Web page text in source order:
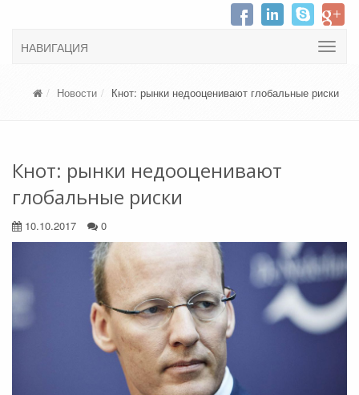
НАВИГАЦИЯ
Новости Кнот: рынки недооценивают глобальные риски
Кнот: рынки недооценивают
глобальные риски
10.10.2017 0